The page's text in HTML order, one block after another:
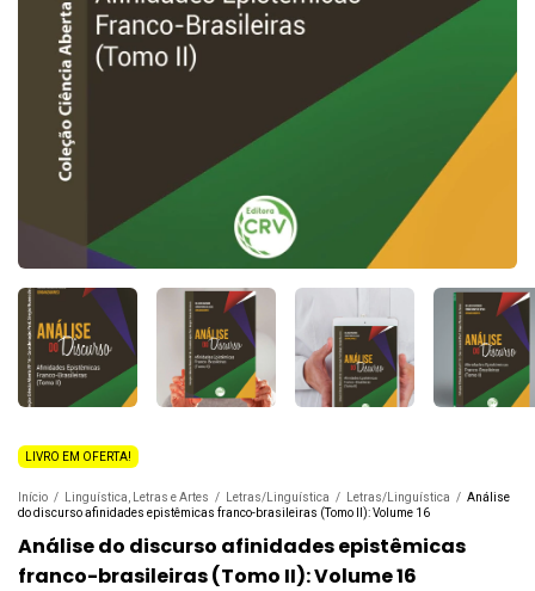
LIVRO EM OFERTA!
Início / Linguística, Letras e Artes / Letras/Linguística / Letras/Linguística / Análise
do discurso afinidades epistêmicas franco-brasileiras (Tomo II): Volume 16
Análise do discurso afinidades epistêmicas
franco-brasileiras (Tomo II): Volume 16